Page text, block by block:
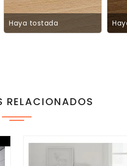
Haya tostada
RELACIONADOS